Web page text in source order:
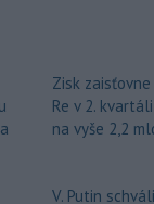
Zisk zaisťovne
Re v 2.
na vyše 2,2
V. Putin